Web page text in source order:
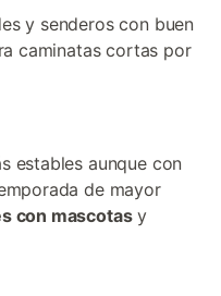
y senderos con buen
caminatas cortas por
estables aunque con
de mayor
con mascotasy